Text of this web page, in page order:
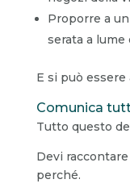
Proporre a
serata a lume
E si può
Comunica
Tutto questo
Devi
perché.